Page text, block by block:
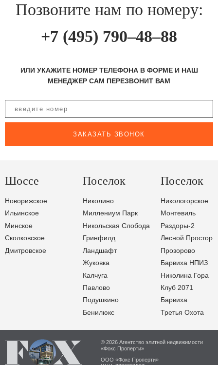
Позвоните нам по номеру:
+7 (495) 790–48–88
ИЛИ УКАЖИТЕ НОМЕР ТЕЛЕФОНА В ФОРМЕ И НАШ
МЕНЕДЖЕР САМ ПЕРЕЗВОНИТ ВАМ
ЗАКАЗАТЬ ЗВОНОК
Шоссе
Новорижское
Ильинское
Минское
Сколковское
Дмитровское
Поселок
Николино
Миллениум Парк
Никольская Слобода
Гринфилд
Ландшафт
Жуковка
Калчуга
Павлово
Подушкино
Бенилюкс
Поселок
Никологорское
Монтевиль
Раздоры-2
Лесной Простор-
Прозорово
Барвиха НПИЗ
Николина Гора
Клуб 2071
Барвиха
Третья Охота
© 2026 Агентство элитной недвижимости
«Фокс Проперти»
ООО «Фокс Проперти»